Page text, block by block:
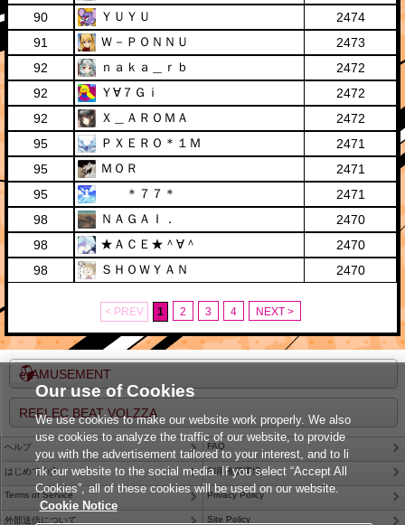
90
ＹＵＹＵ
2474
91
Ｗ－ＰＯＮＮＵ
2473
92
ｎａｋａ＿ｒｂ
2472
92
Ｙ∀７Ｇｉ
2472
92
Ｘ＿ＡＲＯＭＡ
2472
95
ＰＸＥＲＯ＊１Ｍ
2471
95
ＭＯＲ
2471
95
＊７７＊
2471
98
ＮＡＧＡＩ．
2470
98
★ＡＣＥ★＾∀＾
2470
98
ＳＨＯＷＹＡＮ 2470
< PREV 1 2 3 4 NEXT >
e-AMUSEMENT
REFLEC BEAT VOLZZA
ヘルプ FAQ
はじめての方 利用推奨環境
Terms of Service Privacy Policy
外部送信について Site Policy
Our use of Cookies
We use cookies to make our website work properly. We also
use cookies to analyze the traffic of our website, to provide
you with the advertisement tailored to your interest, and to li
nk our website to the social media. If you select “Accept All
Cookies”, all of these cookies will be used on our website.
Cookie Notice